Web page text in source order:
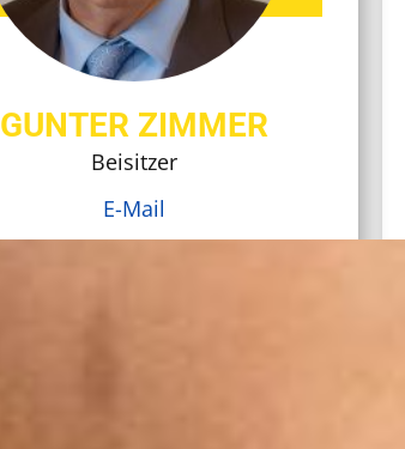
GUNTER ZIMMER
Beisitzer
E-Mail